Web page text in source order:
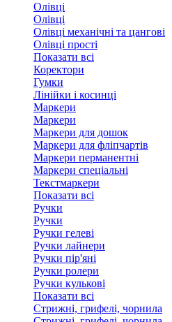
Олівці
Олівці
Олівці механічні та цангові
Олівці прості
Показати всі
Коректори
Гумки
Лінійки і косинці
Маркери
Маркери
Маркери для дошок
Маркери для фліпчартів
Маркери перманентні
Маркери спеціальні
Текстмаркери
Показати всі
Ручки
Ручки
Ручки гелеві
Ручки лайнери
Ручки пір'яні
Ручки ролери
Ручки кулькові
Показати всі
Стрижні, грифелі, чорнила